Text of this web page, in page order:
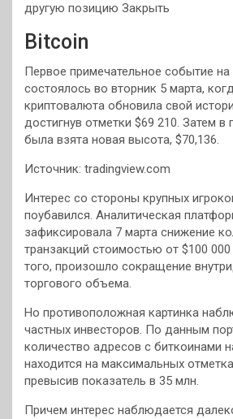
другую позицию Закрыть
Bitcoin
Первое примечательное событие на
состоялось во вторник 5 марта,
криптовалюта обновила свой
достигнув отметки $69 210. Затем в
была взята новая высота, $70,136.
Источник: tradingview.com
Интерес со стороны крупных
поубавился. Аналитическая
зафиксировала 7 марта снижение
транзакций стоимостью от $100
того, произошло сокращение
торгового объема.
Но противоположная картинка
частных инвесторов. По данным
количество адресов с биткоинами
находится на максимальных
превысив показатель в 35 млн.
Причем интерес наблюдается